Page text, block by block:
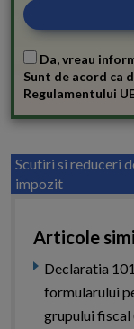
Da, vreau
Sunt de acord ca
Regulamentului
Scutiri si reduceri
impozit
Articole
Declaratia
formularului
grupului